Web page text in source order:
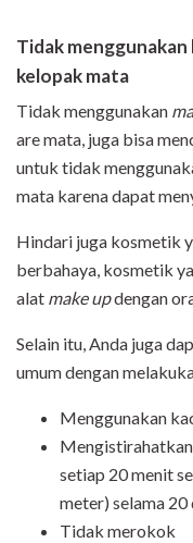
Tidak
kelopak mata
Tidak menggunakan
are mata, juga bisa
untuk tidak
mata karena dapat
Hindari juga kosmetik
berbahaya, kosmetik
alat make updengan
Selain itu, Anda juga
umum dengan
Menggunakan
setiap 20 menit
meter) selama
Tidak merokok